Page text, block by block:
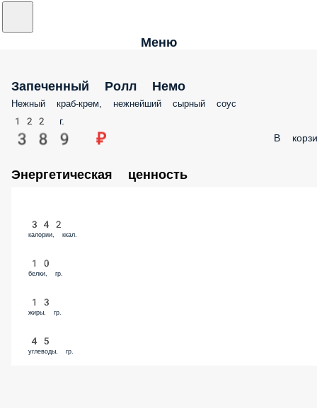
Меню
Запеченный Ролл Немо
Нежный краб-крем, нежнейший сырный соус
122 г.
389 ₽ В
Энергетическая ценность
342
калории, ккал.
10
белки, гр.
13
жиры, гр.
45
углеводы, гр.